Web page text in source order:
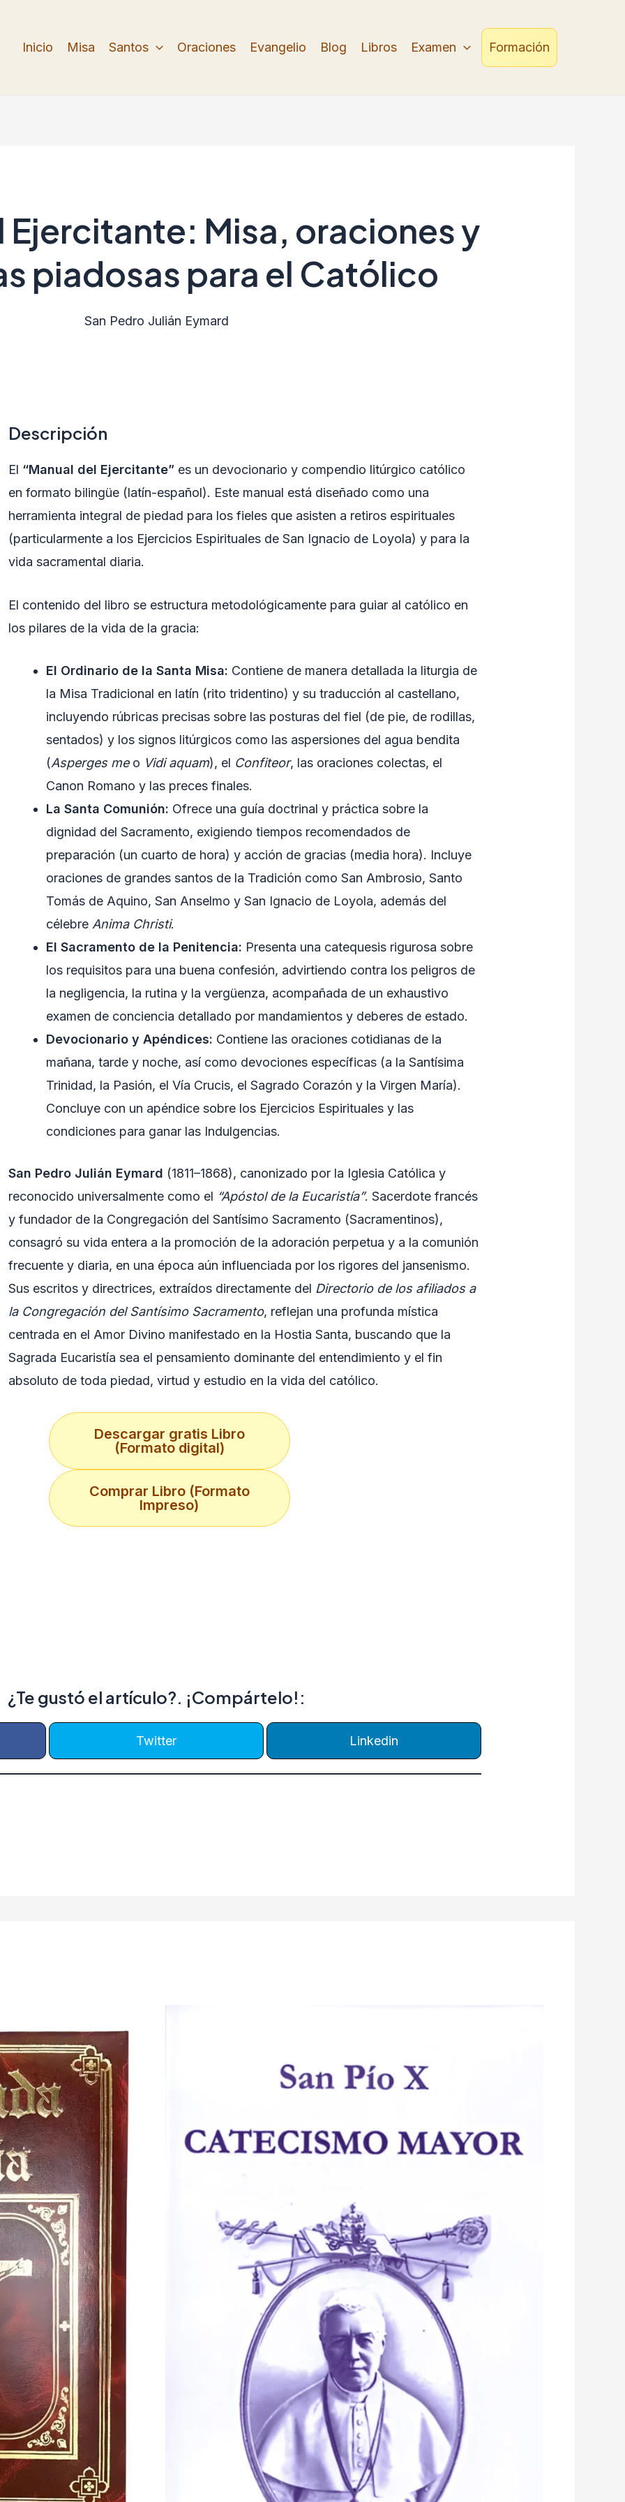
Inicio Misa Santos Oraciones Evangelio Blog Libros Examen Formación
Ejercitante: Misa, oraciones y
piadosas para el Católico
San Pedro Julián Eymard
Descripción
El “Manual del Ejercitante” es un devocionario y compendio litúrgico católico
en formato bilingüe (latín-español). Este manual está diseñado como una
herramienta integral de piedad para los fieles que asisten a retiros espirituales
(particularmente a los Ejercicios Espirituales de San Ignacio de Loyola) y para la
vida sacramental diaria.
El contenido del libro se estructura metodológicamente para guiar al católico en
los pilares de la vida de la gracia:
El Ordinario de la Santa Misa: Contiene de manera detallada la liturgia de
la Misa Tradicional en latín (rito tridentino) y su traducción al castellano,
incluyendo rúbricas precisas sobre las posturas del fiel (de pie, de rodillas,
sentados) y los signos litúrgicos como las aspersiones del agua bendita
(Asperges meo Vidi aquam), el Confiteor, las oraciones colectas, el
Canon Romano y las preces finales.
La Santa Comunión: Ofrece una guía doctrinal y práctica sobre la
dignidad del Sacramento, exigiendo tiempos recomendados de
preparación (un cuarto de hora) y acción de gracias (media hora). Incluye
oraciones de grandes santos de la Tradición como San Ambrosio, Santo
Tomás de Aquino, San Anselmo y San Ignacio de Loyola, además del
célebreAnima Christi.
El Sacramento de la Penitencia: Presenta una catequesis rigurosa sobre
los requisitos para una buena confesión, advirtiendo contra los peligros de
la negligencia, la rutina y la vergüenza, acompañada de un exhaustivo
examen de conciencia detallado por mandamientos y deberes de estado.
Devocionario y Apéndices: Contiene las oraciones cotidianas de la
mañana, tarde y noche, así como devociones específicas (a la Santísima
Trinidad, la Pasión, el Vía Crucis, el Sagrado Corazón y la Virgen María).
Concluye con un apéndice sobre los Ejercicios Espirituales y las
condiciones para ganar las Indulgencias.
San Pedro Julián Eymard (1811–1868), canonizado por la Iglesia Católica y
reconocido universalmente como el “Apóstol de la Eucaristía”. Sacerdote francés
y fundador de la Congregación del Santísimo Sacramento (Sacramentinos),
consagró su vida entera a la promoción de la adoración perpetua y a la comunión
frecuente y diaria, en una época aún influenciada por los rigores del jansenismo.
Sus escritos y directrices, extraídos directamente del Directorio de los afiliados a
la Congregación del Santísimo Sacramento, reflejan una profunda mística
centrada en el Amor Divino manifestado en la Hostia Santa, buscando que la
Sagrada Eucaristía sea el pensamiento dominante del entendimiento y el fin
absoluto de toda piedad, virtud y estudio en la vida del católico.
Descargar gratis Libro
(Formato digital)
Comprar Libro (Formato
Impreso)
¿Te gustó el artículo?. ¡Compártelo!:
Twitter Linkedin